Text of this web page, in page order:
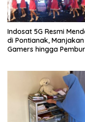
Indosat 5G Resmi
di Pontianak, Manjakan
Gamers hingga